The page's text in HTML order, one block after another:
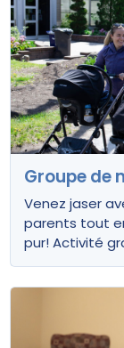
Groupe de
Venez jaser
parents tout
pur! Activité